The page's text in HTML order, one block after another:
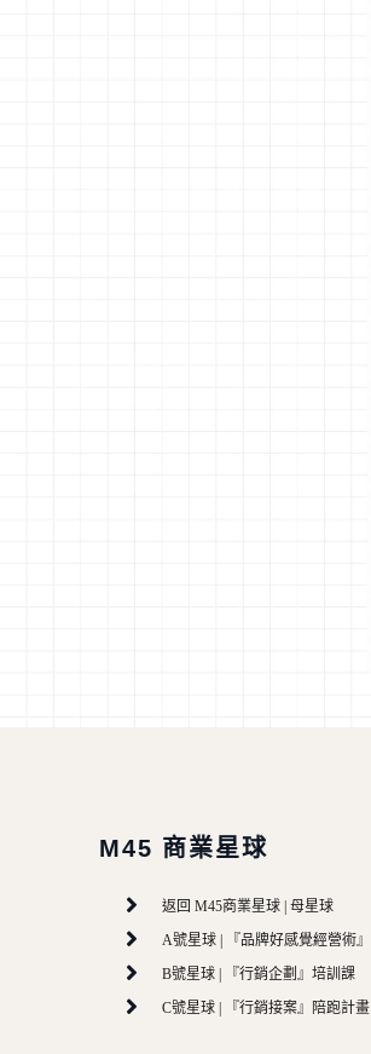
M45 商業星球
返回 M45商業星球 | 母星球
A號星球 | 『品牌好感覺經營術』
B號星球 | 『行銷企劃』培訓課
C號星球 | 『行銷接案』陪跑計畫